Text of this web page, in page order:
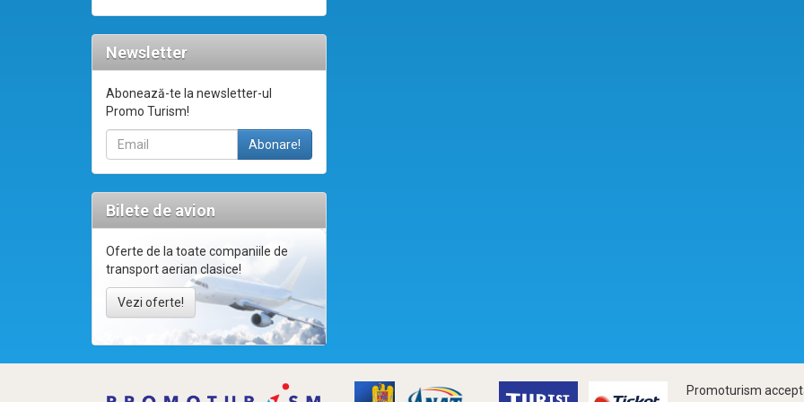
Newsletter
Abonează-te la newsletter-ul
Promo Turism!
Bilete de avion
Oferte de la toate companiile de
transport aerian clasice!
Vezi oferte!
Promoturism